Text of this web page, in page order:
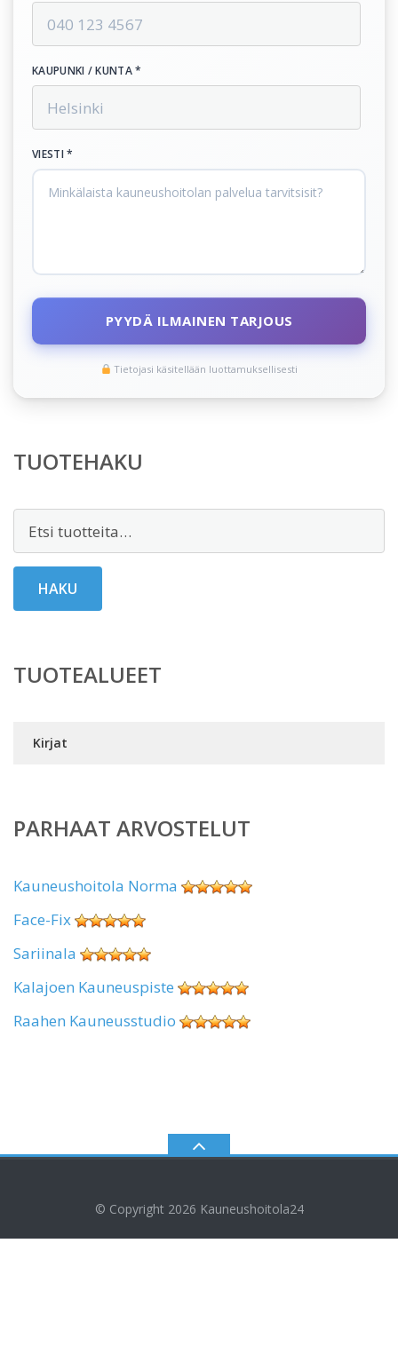
KAUPUNKI / KUNTA *
VIESTI *
PYYDÄ ILMAINEN TARJOUS
Tietojasi käsitellään luottamuksellisesti
TUOTEHAKU
HAKU
TUOTEALUEET
Kirjat
PARHAAT ARVOSTELUT
Kauneushoitola Norma
Face-Fix
Sariinala
Kalajoen Kauneuspiste
Raahen Kauneusstudio
© Copyright 2026 Kauneushoitola24